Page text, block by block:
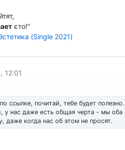
єто!''
(Single 2021)
12:01
ссылке, почитай, тебе будет
у нас даже есть общая черта - мы оба
даже когда нас об этом не просят.